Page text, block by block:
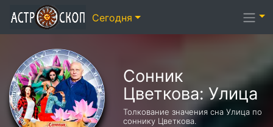
Сонник
Цветкова: Улица
Толкование значения сна Улица по
соннику Цветкова.
Сегодня